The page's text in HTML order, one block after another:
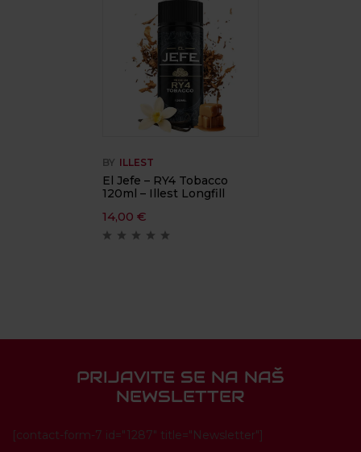
BY ILLEST
El Jefe – RY4 Tobacco
120ml – Illest Longfill
14,00 €
PRIJAVITE SE NA NAŠ
NEWSLETTER
[contact-form-7 id="1287" title="Newsletter"]